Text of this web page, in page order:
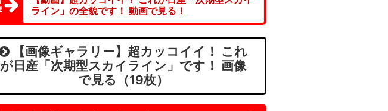
ライン」の全貌です！ 動画で見る！
【画像ギャラリー】超カッコイイ！ これ
が日産「次期型スカイライン」です！ 画像
で見る（19枚）